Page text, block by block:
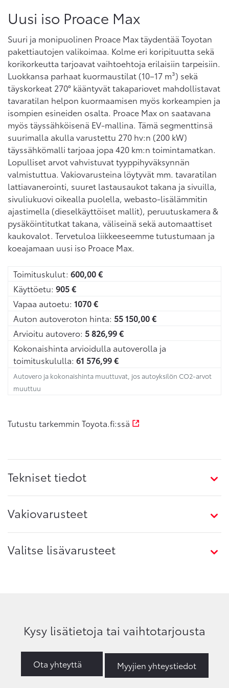
Uusi iso Proace Max
Suuri ja monipuolinen Proace Max täydentää Toyotan
pakettiautojen valikoimaa. Kolme eri koripituutta sekä
korikorkeutta tarjoavat vaihtoehtoja erilaisiin tarpeisiin.
Luokkansa parhaat kuormaustilat (10–17 m³) sekä
täyskorkeat 270° kääntyvät takapariovet mahdollistavat
tavaratilan helpon kuormaamisen myös korkeampien ja
isompien esineiden osalta. Proace Max on saatavana
myös täyssähköisenä EV-mallina. Tämä segmenttinsä
suurimalla akulla varustettu 270 hv:n (200 kW)
täyssähkömalli tarjoaa jopa 420 km:n toimintamatkan.
Lopulliset arvot vahvistuvat tyyppihyväksynnän
valmistuttua. Vakiovarusteina löytyvät mm. tavaratilan
lattiavanerointi, suuret lastausaukot takana ja sivuilla,
sivuliukuovi oikealla puolella, webasto-lisälämmitin
ajastimella (dieselkäyttöiset mallit), peruutuskamera &
pysäköintitutkat takana, väliseinä sekä automaattiset
kaukovalot. Tervetuloa liikkeeseemme tutustumaan ja
koeajamaan uusi iso Proace Max.
Toimituskulut: 600,00€
Käyttöetu: 905€
Vapaa autoetu: 1070€
Auton autoveroton hinta: 55 150,00€
Arvioitu autovero: 5 826,99€
Kokonaishinta arvioidulla autoverolla ja
toimituskululla: 61 576,99€
Autovero ja kokonaishinta muuttuvat, jos autoyksilön CO2-arvot
muuttuu
Tutustu tarkemmin Toyota.fi:ssä
Tekniset tiedot
Vakiovarusteet
Valitse lisävarusteet
Kysy lisätietoja tai vaihtotarjousta
Ota yhteyttä Myyjien yhteystiedot